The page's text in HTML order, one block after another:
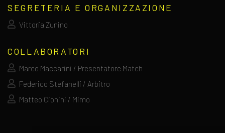
SEGRETERIA E ORGANIZZAZIONE
Vittoria Zunino
COLLABORATORI
Marco Maccarini / Presentatore Match
Federico Stefanelli / Arbitro
Matteo Cionini / Mimo